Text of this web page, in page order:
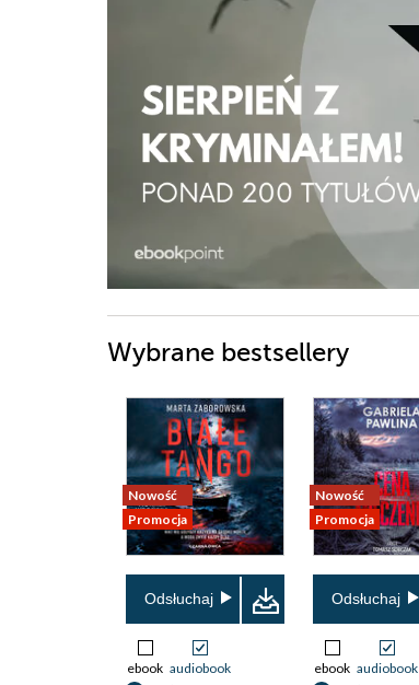
Wybrane bestsellery
Nowość
Promocja
Odsłuchaj
ebook audiobook
Nowość
Promocja
Odsłuchaj
ebook audiobook